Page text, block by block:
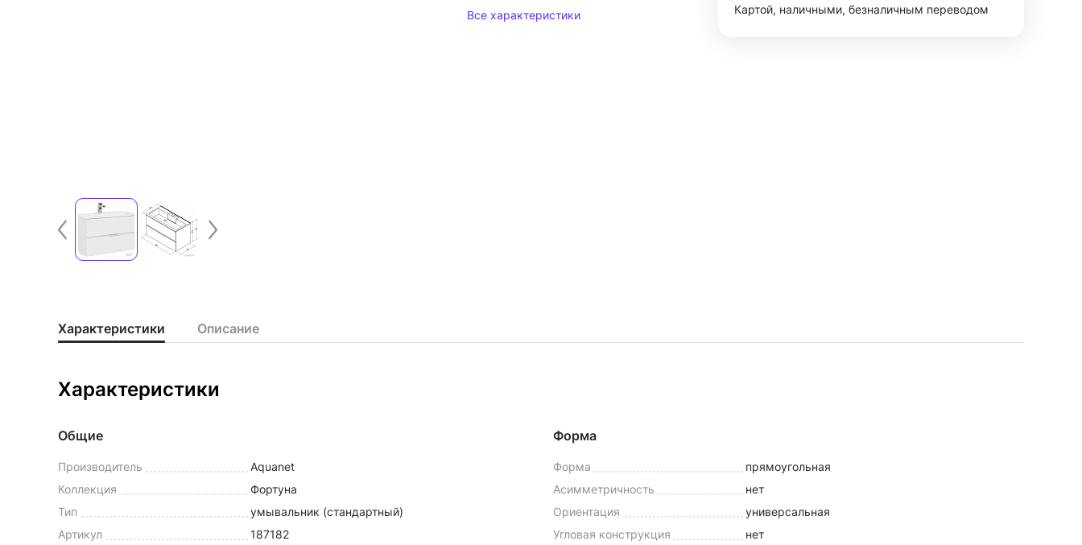
Все характеристики
Картой, наличными, безналичным переводом
Характеристики Описание
Характеристики
Общие
Производитель
Aquanet
Коллекция
Фортуна
Тип
умывальник (стандартный)
Артикул
187182
Форма
Форма
прямоугольная
Асимметричность
нет
Ориентация
универсальная
Угловая конструкция
нет